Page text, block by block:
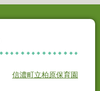
信濃町立柏原保育園